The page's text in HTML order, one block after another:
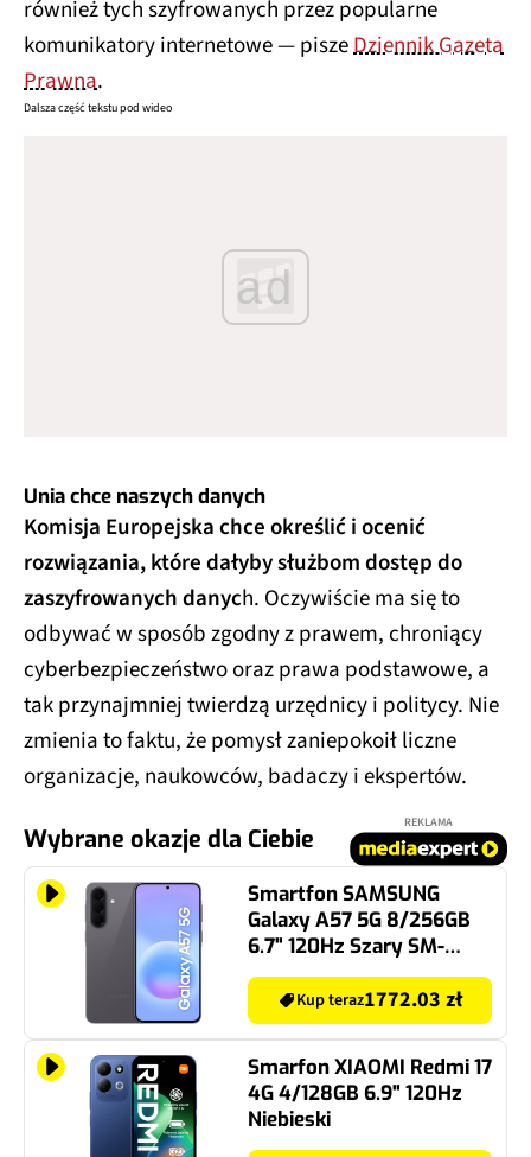
również tych szyfrowanych przez popularne
komunikatory internetowe — piszeDziennik Gazeta
Prawna.
Dalsza część tekstu pod wideo
ad
Unia chce naszych danych
Komisja Europejska chce określić i ocenić
rozwiązania, które dałyby służbom dostęp do
zaszyfrowanych danych. Oczywiście ma się to
odbywać w sposób zgodny z prawem, chroniący
cyberbezpieczeństwo oraz prawa podstawowe, a
tak przynajmniej twierdzą urzędnicy i politycy. Nie
zmienia to faktu, że pomysł zaniepokoił liczne
organizacje, naukowców, badaczy i ekspertów.
Wybrane okazje dla Ciebie
REKLAMA
Smartfon SAMSUNG
Galaxy A57 5G 8/256GB
6.7" 120Hz Szary SM-
A576 EU
Kup teraz1772.03 zł
Smarfon XIAOMI Redmi 17
4G 4/128GB 6.9" 120Hz
Niebieski